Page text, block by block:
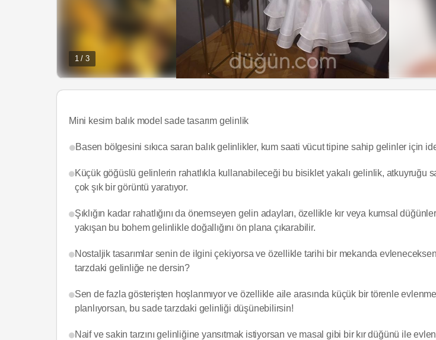
1 / 3
Mini kesim balık model sade tasarım gelinlik
Basen bölgesini sıkıca saran balık gelinlikler, kum saati vücut tipine sahip gelinler için
Küçük göğüslü gelinlerin rahatlıkla kullanabileceği bu bisiklet yakalı gelinlik, atkuyruğu
çok şık bir görüntü yaratıyor.
Şıklığın kadar rahatlığını da önemseyen gelin adayları, özellikle kır veya kumsal
yakışan bu bohem gelinlikle doğallığını ön plana çıkarabilir.
Nostaljik tasarımlar senin de ilgini çekiyorsa ve özellikle tarihi bir mekanda
tarzdaki gelinliğe ne dersin?
Sen de fazla gösterişten hoşlanmıyor ve özellikle aile arasında küçük bir törenle
planlıyorsan, bu sade tarzdaki gelinliği düşünebilirsin!
Naif ve sakin tarzını gelinliğine yansıtmak istiyorsan ve masal gibi bir kır düğünü ile